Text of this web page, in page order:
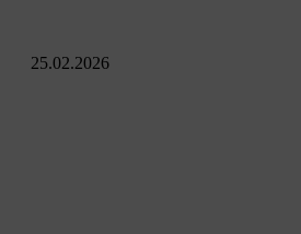
25.02.2026